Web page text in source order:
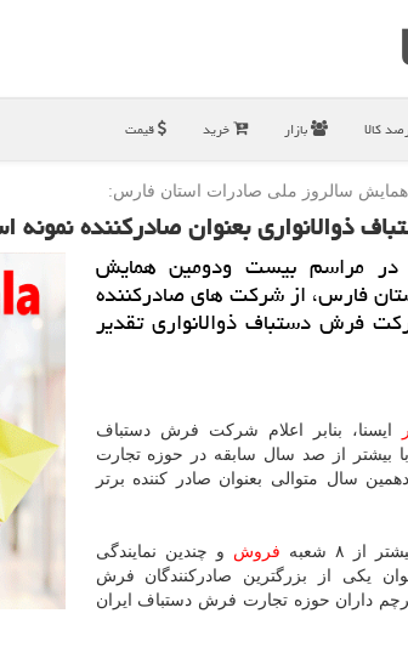
كالا بازار خرید قیمت
سالروز ملی صادرات استان فارس:
ذوالانواری بعنوان صادركننده نمونه
در مراسم بیست ودومین همایش
فارس، از شركت های صادركننده
فرش دستباف ذوالانواری تقدیر
ایسنا، بنابر اعلام شركت فرش دستباف
با بیشتر از صد سال سابقه در حوزه تجارت
سال متوالی بعنوان صادر كننده برتر
۸ شعبه فروش و چندین نمایندگی
یكی از بزرگترین صادركنندگان فرش
داران حوزه تجارت فرش دستباف ایران